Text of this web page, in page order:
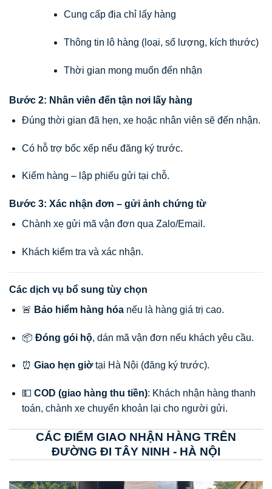
Cung cấp địa chỉ lấy hàng
Thông tin lô hàng (loại, số lượng, kích thước)
Thời gian mong muốn đến nhận
Bước 2: Nhân viên đến tận nơi lấy hàng
Đúng thời gian đã hẹn, xe hoặc nhân viên sẽ đến nhận.
Có hỗ trợ bốc xếp nếu đăng ký trước.
Kiểm hàng – lập phiếu gửi tại chỗ.
Bước 3: Xác nhận đơn – gửi ảnh chứng từ
Chành xe gửi mã vận đơn qua Zalo/Email.
Khách kiểm tra và xác nhận.
Các dịch vụ bổ sung tùy chọn
🚨 Bảo hiểm hàng hóanếu là hàng giá trị cao.
📦 Đóng gói hộ, dán mã vận đơn nếu khách yêu cầu.
⏰ Giao hẹn giờtại Hà Nội (đăng ký trước).
💵 COD (giao hàng thu tiền): Khách nhận hàng thanh
toán, chành xe chuyển khoản lại cho người gửi.
CÁC ĐIỂM GIAO NHẬN HÀNG TRÊN
ĐƯỜNG ĐI TÂY NINH - HÀ NỘI